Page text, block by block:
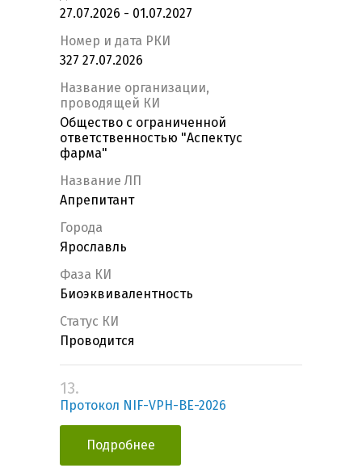
27.07.2026 - 01.07.2027
Номер и дата РКИ
327 27.07.2026
Название организации,
проводящей КИ
Общество с ограниченной
ответственностью "Аспектус
фарма"
Название ЛП
Апрепитант
Города
Ярославль
Фаза КИ
Биоэквивалентность
Статус КИ
Проводится
13.
Протокол NIF-VPH-BE-2026
Подробнее